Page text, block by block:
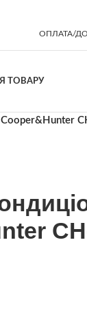
ОПЛАТА/
ТОВАРУ
Cooper&Hunter